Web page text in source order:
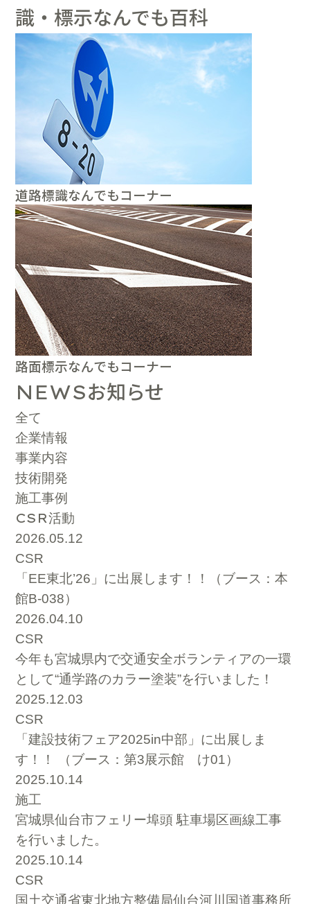
識・標示なんでも百科
道路標識なんでもコーナー
路面標示なんでもコーナー
NEWSお知らせ
全て
企業情報
事業内容
技術開発
施工事例
CSR活動
2026.05.12
CSR
「EE東北’26」に出展します！！（ブース：本
館B-038）
2026.04.10
CSR
今年も宮城県内で交通安全ボランティアの一環
として“通学路のカラー塗装”を行いました！
2025.12.03
CSR
「建設技術フェア2025in中部」に出展しま
す！！ （ブース：第3展示館 け01）
2025.10.14
施工
宮城県仙台市フェリー埠頭 駐車場区画線工事
を行いました。
2025.10.14
CSR
国土交通省東北地方整備局仙台河川国道事務所